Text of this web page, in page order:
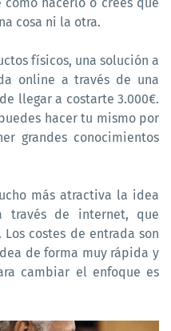
hacerlo o crees que
cosa ni la otra.
físicos, una solución a
online a través de una
llegar a costarte 3.000€.
hacer tu mismo por
grandes conocimientos
más atractiva la idea
través de internet, que
costes de entrada son
de forma muy rápida y
cambiar el enfoque es